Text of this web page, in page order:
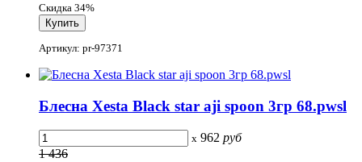
Скидка 34%
Артикул: pr-97371
Блесна Xesta Black star aji spoon 3гр 68.pwsl
x 962 руб
1 436